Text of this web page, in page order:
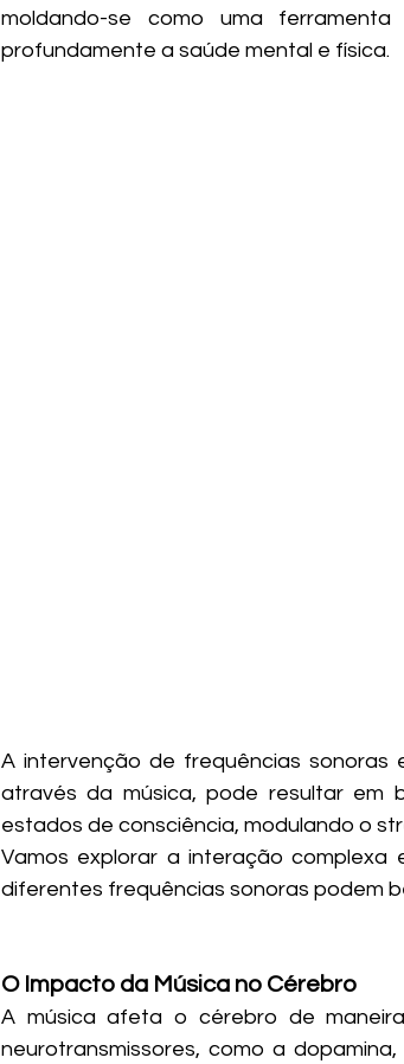
moldando-se como uma
profundamente a saúde mental e física.
A intervenção de frequências
através da música, pode resultar em
estados de consciência, modulando o
Vamos explorar a interação
diferentes frequências sonoras podem
O Impacto da Música no Cérebro
A música afeta o cérebro de
neurotransmissores, como a